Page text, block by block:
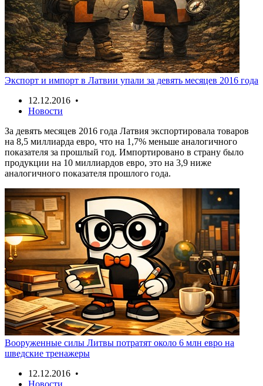
Экспорт и импорт в Латвии упали за девять месяцев 2016 года
12.12.2016 •
Новости
За девять месяцев 2016 года Латвия экспортировала товаров
на 8,5 миллиарда евро, что на 1,7% меньше аналогичного
показателя за прошлый год. Импортировано в страну было
продукции на 10 миллиардов евро, это на 3,9 ниже
аналогичного показателя прошлого года.
Вооруженные силы Литвы потратят около 6 млн евро на
шведские тренажеры
12.12.2016 •
Новости